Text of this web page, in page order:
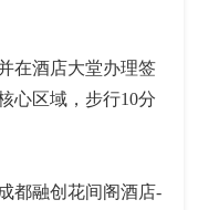
在酒店大堂办理签
心区域，步行10分
都融创花间阁酒店-